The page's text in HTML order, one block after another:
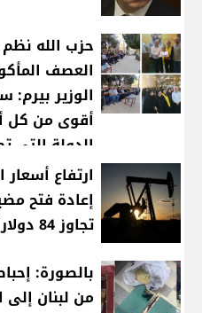
حزب الله
العصف
الوزير بيرم:
أقوى من كل
الدولة التي
ارتفاع
إعادة فتح
تجاوز 84 دولاراً للبرميل
بالصورة:
من لبنان